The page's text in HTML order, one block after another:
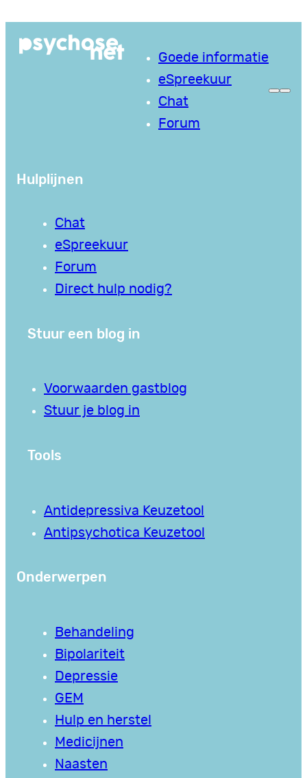
naar
Goede informatie
eSpreekuur
Chat
Forum
Hulplijnen
Chat
eSpreekuur
Forum
Direct hulp nodig?
Stuur een blog in
Voorwaarden gastblog
Stuur je blog in
Tools
Antidepressiva Keuzetool
Antipsychotica Keuzetool
Onderwerpen
Behandeling
Bipolariteit
Depressie
GEM
Hulp en herstel
Medicijnen
Naasten